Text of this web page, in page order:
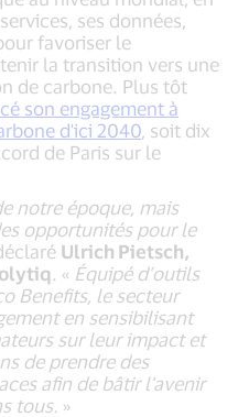
ses données,
favoriser le
la transition vers une
de carbone. Plus tôt
son engagement à
d'ici 2040, soit dix
de Paris sur le
notre époque, mais
opportunités pour le
Ulrich Pietsch,
. « Équipé d’outils
Benefits, le secteur
en sensibilisant
sur leur impact et
de prendre des
afin de bâtir l'avenir
tous. »